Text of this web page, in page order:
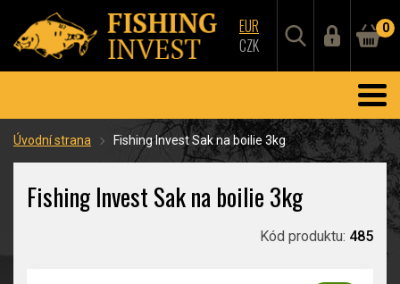
EUR
CZK
0
Úvodní strana Fishing Invest Sak na boilie 3kg
Fishing Invest Sak na boilie 3kg
Kód produktu: 485